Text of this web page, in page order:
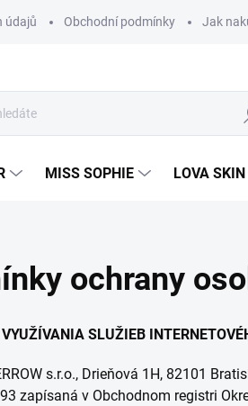
údajů Obchodní podmínky Jak
MISS SOPHIE LOVA SKIN
ochrany
SLUŽIEB
s.r.o., Drieňová 1H, 82101
zapísaná v Obchodnom registri